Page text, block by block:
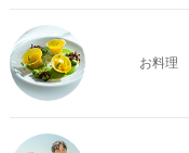
お料理